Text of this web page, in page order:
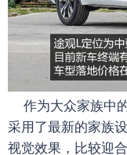
作为大众家族中
采用了最新的家族
视觉效果，比较迎